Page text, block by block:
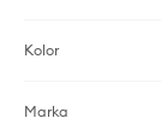
Kolor
Marka